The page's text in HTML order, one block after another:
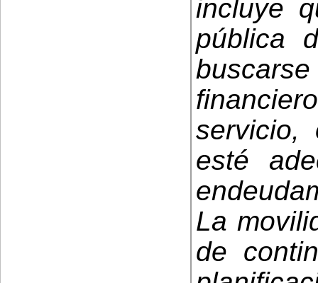
incluye
pública
servicio,
esté
La
de